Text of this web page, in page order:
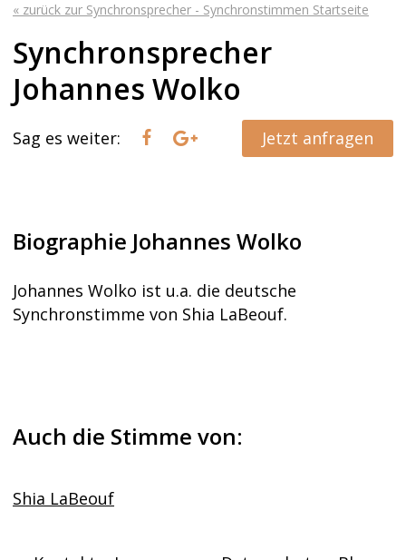
« zurück zur Synchronsprecher - Synchronstimmen Startseite
Synchronsprecher
Johannes Wolko
Sag es weiter: Jetzt anfragen
Biographie Johannes Wolko
Johannes Wolko ist u.a. die deutsche
Synchronstimme von Shia LaBeouf.
Auch die Stimme von:
Shia LaBeouf